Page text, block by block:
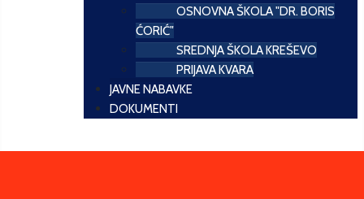
OSNOVNA ŠKOLA "DR. BORIS
ĆORIĆ"
SREDNJA ŠKOLA KREŠEVO
PRIJAVA KVARA
JAVNE NABAVKE
DOKUMENTI